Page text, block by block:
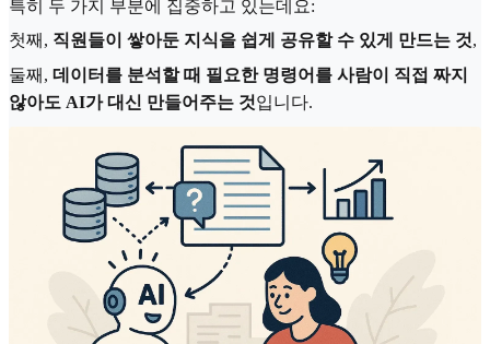
특히 두 가지 부분에 집중하고 있는데요:
첫째, 직원들이 쌓아둔 지식을 쉽게 공유할 수 있게 만드는 것,
둘째, 데이터를 분석할 때 필요한 명령어를 사람이 직접 짜지
않아도 AI가 대신 만들어주는 것입니다.